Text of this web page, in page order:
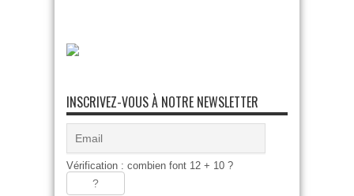
INSCRIVEZ-VOUS À NOTRE NEWSLETTER
Vérification : combien font 12 + 10 ?